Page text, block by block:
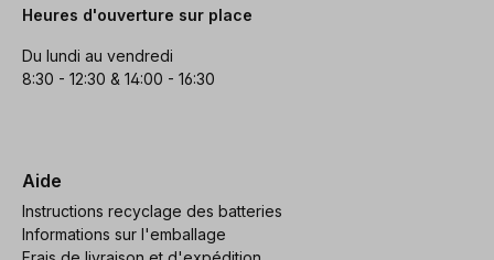
Heures d'ouverture sur place
Du lundi au vendredi
8:30 - 12:30 & 14:00 - 16:30
Aide
Instructions recyclage des batteries
Informations sur l'emballage